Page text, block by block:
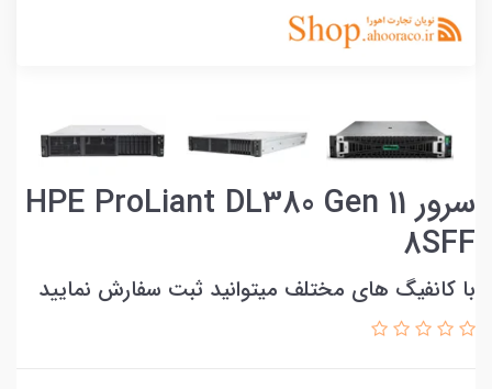
سرور HPE ProLiant DL380 Gen 11
8SFF
با کانفیگ های مختلف میتوانید ثبت سفارش نمایید